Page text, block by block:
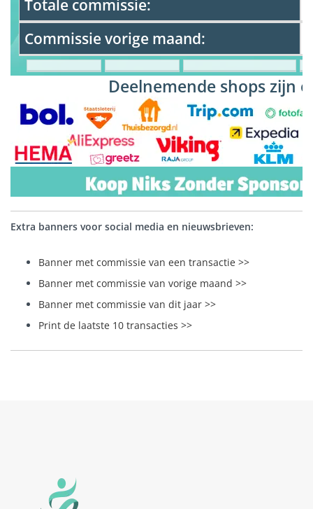
Totale commissie:
Commissie vorige maand:
Deelnemende shops zijn
Extra banners voor social media en nieuwsbrieven:
Banner met commissie van een transactie >>
Banner met commissie van vorige maand >>
Banner met commissie van dit jaar >>
Print de laatste 10 transacties >>